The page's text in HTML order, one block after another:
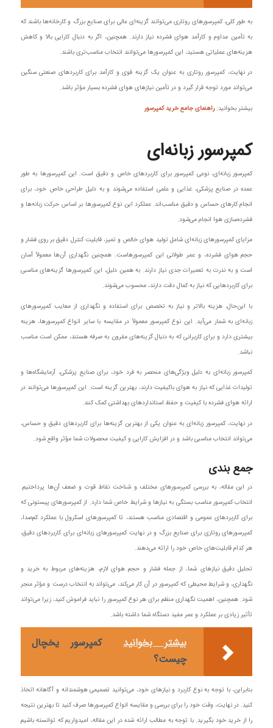
به طور کلی، کمپرسورهای روتاری می‌توانند گزینه‌ای عالی برای صنایع بزرگ و کارخانه‌ها باشند که
به تأمین مداوم و کارآمد هوای فشرده نیاز دارند. همچنین، اگر به دنبال کارایی بالا و کاهش
هزینه‌های عملیاتی هستید، این کمپرسورها می‌توانند انتخاب مناسب‌تری باشند.
در نهایت، کمپرسور روتاری به عنوان یک گزینه قوی و کارآمد برای کاربردهای صنعتی سنگین
می‌تواند مورد توجه قرار گیرد و در تأمین نیازهای هوای فشرده بسیار مؤثر باشد.
بیشتر بخوانید:راهنمای جامع خرید کمپرسور
کمپرسور زبانه‌ای
کمپرسور زبانه‌ای، نوعی کمپرسور برای کاربردهای خاص و دقیق است. این کمپرسورها به طور
عمده در صنایع پزشکی، غذایی و علمی استفاده می‌شوند و به دلیل طراحی خاص خود، برای
انجام کارهای حساس و دقیق مناسب‌اند. عملکرد این نوع کمپرسورها بر اساس حرکت زبانه‌ها و
فشرده‌سازی هوا انجام می‌شود.
مزایای کمپرسورهای زبانه‌ای شامل تولید هوای خالص و تمیز، قابلیت کنترل دقیق بر روی فشار و
حجم هوای فشرده، و عمر طولانی این کمپرسورهاست. همچنین نگهداری آن‌ها معمولاً آسان
است و به ندرت به تعمیرات جدی نیاز دارند. به همین دلیل، این کمپرسورها گزینه‌های مناسبی
برای کاربردهایی که نیاز به کمال دقت دارند، محسوب می‌شوند.
با این‌حال، هزینه بالاتر و نیاز به تخصص برای استفاده و نگهداری از معایب کمپرسورهای
زبانه‌ای به شمار می‌آید. این نوع کمپرسور معمولاً در مقایسه با سایر انواع کمپرسورها، هزینه
بیشتری دارد و برای کاربرانی که به دنبال گزینه‌های مقرون به صرفه هستند، ممکن است مناسب
نباشد.
کمپرسور زبانه‌ای به دلیل ویژگی‌های منحصر به فرد خود، برای صنایع پزشکی، آزمایشگاه‌ها و
تولیدات غذایی که نیاز به هوای باکیفیت دارند، بهترین گزینه است. این کمپرسورها می‌توانند در
ارائه هوای فشرده با کیفیت و حفظ استانداردهای بهداشتی کمک کنند.
در نهایت، کمپرسور زبانه‌ای به عنوان یکی از بهترین گزینه‌ها برای کاربردهای دقیق و حساس،
می‌تواند انتخاب مناسبی باشد و در افزایش کارایی و کیفیت محصولات شما مؤثر واقع شود.
جمع بندی
در این مقاله، به بررسی کمپرسورهای مختلف و شناخت نقاط قوت و ضعف آن‌ها پرداختیم.
انتخاب کمپرسور مناسب بستگی به نیازها و شرایط خاص شما دارد. از کمپرسورهای پیستونی که
برای کاربردهای عمومی و اقتصادی مناسب هستند، تا کمپرسورهای اسکرول با عملکرد کم‌صدا،
کمپرسورهای روتاری برای صنایع بزرگ و در نهایت کمپرسورهای زبانه‌ای برای کاربردهای دقیق،
هر کدام قابلیت‌های خاص خود را ارائه می‌دهند.
تحلیل دقیق نیازهای شما، از جمله فشار و حجم هوای لازم، هزینه‌های مربوط به خرید و
نگهداری، و شرایط محیطی که کمپرسور در آن کار می‌کند، می‌تواند به انتخاب درست و مؤثر منجر
شود. همچنین، اهمیت نگهداری منظم برای هر نوع کمپرسور را نباید فراموش کنید، زیرا می‌تواند
تأثیر زیادی بر عملکرد و عمر مفید دستگاه شما داشته باشد.
بیشتر بخوانید
کمپرسور یخچال
چیست؟
بنابراین، با توجه به نوع کاربرد و نیازهای خود، می‌توانید تصمیمی هوشمندانه و آگاهانه اتخاذ
کنید. در نهایت، وقت خود را برای بررسی و مقایسه انواع کمپرسورها صرف کنید تا بهترین نتیجه
را از خرید خود بگیرید. با توجه به مطالب ارائه شده در این مقاله، امیدواریم که توانسته باشیم